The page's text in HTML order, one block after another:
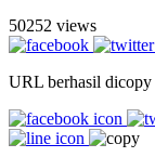
50252 views
URL berhasil dicopy